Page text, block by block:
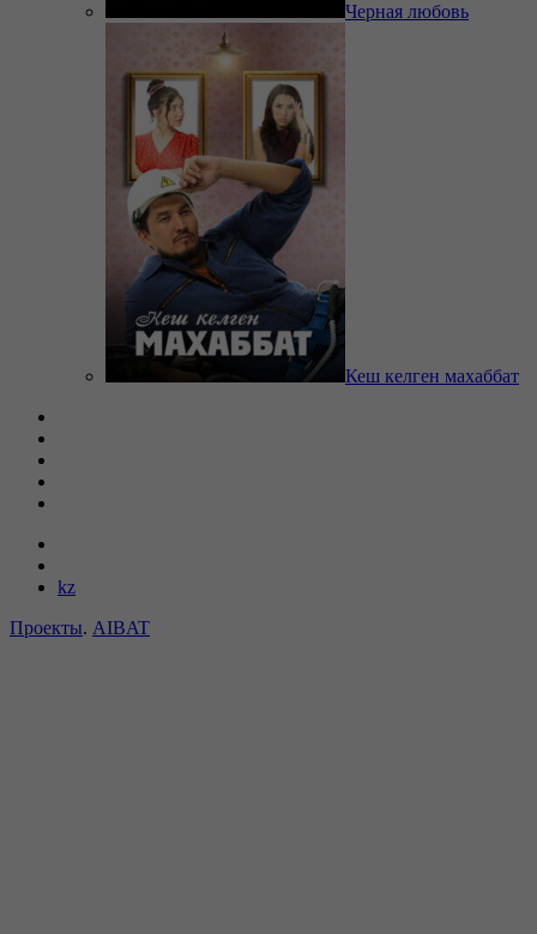
Черная любовь
Кеш келген махаббат
kz
Проекты. AIBAT